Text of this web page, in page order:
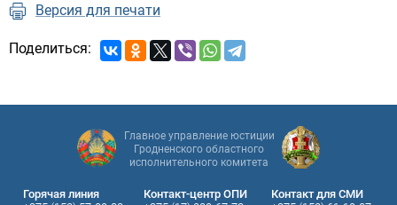
Версия для печати
Поделиться:
Главное управление юстиции
Гродненского областного
исполнительного комитета
Горячая линия
Контакт-центр ОПИ
Контакт для СМИ